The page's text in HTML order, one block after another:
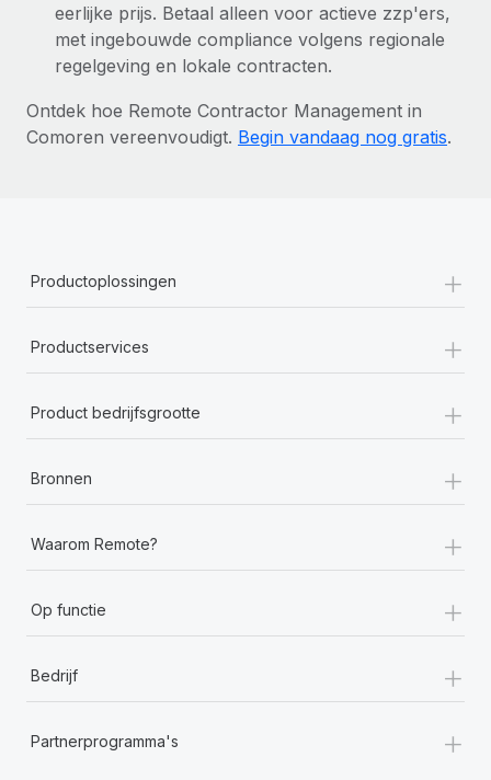
eerlijke prijs. Betaal alleen voor actieve zzp'ers,
met ingebouwde compliance volgens regionale
regelgeving en lokale contracten.
Ontdek hoe Remote Contractor Management in
Comoren vereenvoudigt. Begin vandaag nog gratis.
Productoplossingen +
Productservices +
Product bedrijfsgrootte +
Bronnen +
Waarom Remote? +
Op functie +
Bedrijf +
Partnerprogramma's +